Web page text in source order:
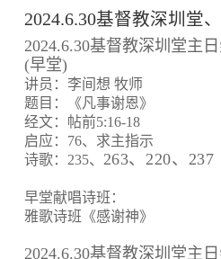
2024.6.30基督教深圳堂主
(早堂)
讲员：李间想 牧师
题目：《凡事谢恩》
经文：帖前5:16-18
启应：76、求主指示
诗歌：235、 263、220、237
早堂献唱诗班：
雅歌诗班《感谢神》
2024.6.30基督教深圳堂主